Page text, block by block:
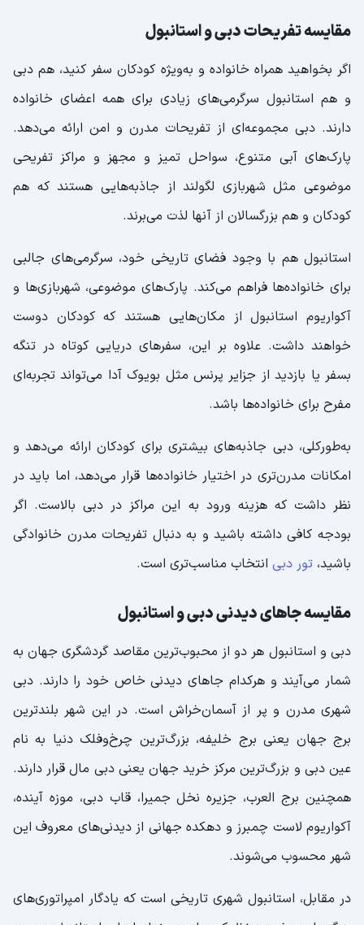
مقایسه تفریحات دبی و استانبول
اگر بخواهید همراه خانواده و به‌ویژه کودکان سفر کنید، هم دبی
و هم استانبول سرگرمی‌های زیادی برای همه اعضای خانواده
دارند. دبی مجموعه‌ای از تفریحات مدرن و امن ارائه می‌دهد.
پارک‌های آبی متنوع، سواحل تمیز و مجهز و مراکز تفریحی
موضوعی مثل شهربازی لگولند از جاذبه‌هایی هستند که هم
کودکان و هم بزرگسالان از آنها لذت می‌برند.
استانبول هم با وجود فضای تاریخی خود، سرگرمی‌های جالبی
برای خانواده‌ها فراهم می‌کند. پارک‌های موضوعی، شهربازی‌ها و
آکواریوم استانبول از مکان‌هایی هستند که کودکان دوست
خواهند داشت. علاوه بر این، سفرهای دریایی کوتاه در تنگه
بسفر یا بازدید از جزایر پرنس مثل بویوک آدا می‌تواند تجربه‌ای
مفرح برای خانواده‌ها باشد.
به‌طورکلی، دبی جاذبه‌های بیشتری برای کودکان ارائه می‌دهد و
امکانات مدرن‌تری در اختیار خانواده‌ها قرار می‌دهد، اما باید در
نظر داشت که هزینه ورود به این مراکز در دبی بالاست. اگر
بودجه کافی داشته باشید و به دنبال تفریحات مدرن خانوادگی
باشید، تور دبی انتخاب مناسب‌تری است.
مقایسه جاهای دیدنی دبی و استانبول
دبی و استانبول هر دو از محبوب‌ترین مقاصد گردشگری جهان به
شمار می‌آیند و هرکدام جاهای دیدنی خاص خود را دارند. دبی
شهری مدرن و پر از آسمان‌خراش است. در این شهر بلندترین
برج جهان یعنی برج خلیفه، بزرگ‌ترین چرخ‌وفلک دنیا به نام
عین دبی و بزرگ‌ترین مرکز خرید جهان یعنی دبی مال قرار دارند.
همچنین برج العرب، جزیره نخل جمیرا، قاب دبی، موزه آینده،
آکواریوم لاست چمبرز و دهکده جهانی از دیدنی‌های معروف این
شهر محسوب می‌شوند.
در مقابل، استانبول شهری تاریخی است که یادگار امپراتوری‌های